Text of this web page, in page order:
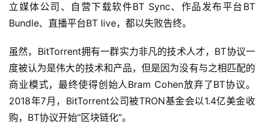
立媒体公司、自营下载软件BT Sync、作品发布平台BT
Bundle、直播平台BT live，都以失败告终。
虽然，BitTorrent拥有一群实力非凡的技术人才，BT协议一
度被认为是伟大的技术和产品，但是因为没有与之相匹配的
商业模式，最终使得创始人Bram Cohen放弃了BT协议。
2018年7月，BitTorrent公司被TRON基金会以1.4亿美金收
购，BT协议开始“区块链化”。